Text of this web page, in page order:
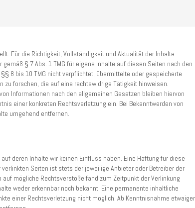
Für die Richtigkeit, Vollständigkeit und Aktualität der Inhalte
§ 7 Abs. 1 TMG für eigene Inhalte auf diesen Seiten nach den
8 bis 10 TMG nicht verpflichtet, übermittelte oder gespeicherte
forschen, die auf eine rechtswidrige Tätigkeit hinweisen.
Informationen nach den allgemeinen Gesetzen bleiben hiervon
einer konkreten Rechtsverletzung ein. Bei Bekanntwerden von
umgehend entfernen.
deren Inhalte wir keinen Einfluss haben. Eine Haftung für diese
Seiten ist stets der jeweilige Anbieter oder Betreiber der
mögliche Rechtsverstöße fand zum Zeitpunkt der Verlinkung
weder erkennbar noch bekannt. Eine permanente inhaltliche
einer Rechtsverletzung nicht möglich. Ab Kenntnisnahme etwaiger